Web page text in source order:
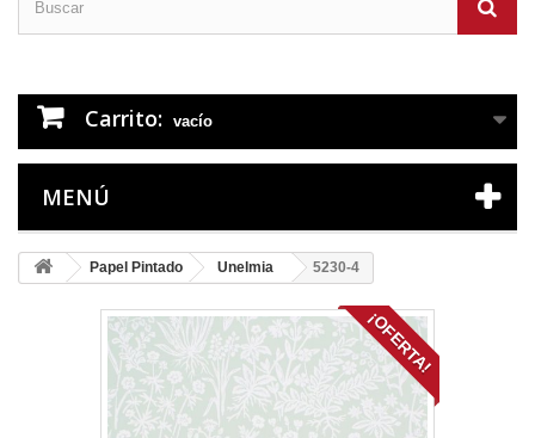
Carrito: vacío
MENÚ
Papel Pintado Unelmia 5230-4
¡OFERTA!